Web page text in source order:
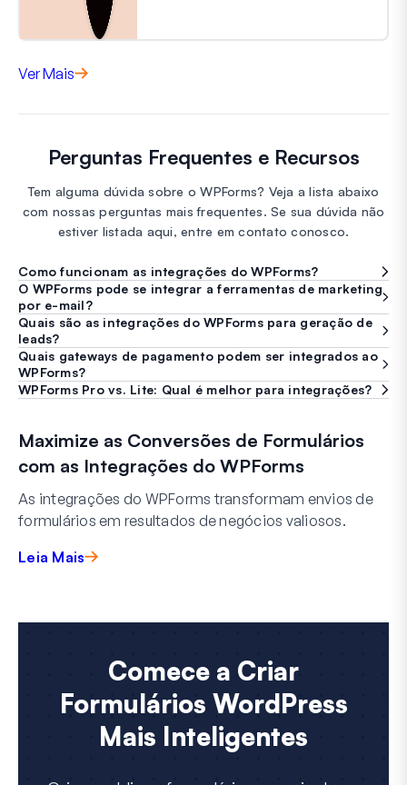
Ver Mais
Perguntas Frequentes e Recursos
Tem alguma dúvida sobre o WPForms? Veja a lista abaixo
com nossas perguntas mais frequentes. Se sua dúvida não
estiver listada aqui, entre em contato conosco.
Como funcionam as integrações do WPForms?
O WPForms pode se integrar a ferramentas de marketing
por e-mail?
Quais são as integrações do WPForms para geração de
leads?
Quais gateways de pagamento podem ser integrados ao
WPForms?
WPForms Pro vs. Lite: Qual é melhor para integrações?
Maximize as Conversões de Formulários
com as Integrações do WPForms
As integrações do WPForms transformam envios de
formulários em resultados de negócios valiosos.
Leia Mais
Comece a Criar
Formulários WordPress
Mais Inteligentes